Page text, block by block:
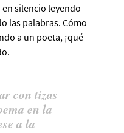
en silencio leyendo
las palabras. Cómo
a un poeta, ¡qué
con tizas
en la
a la